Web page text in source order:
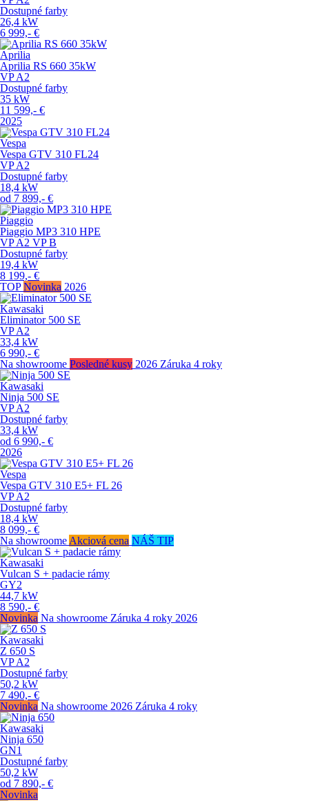
Dostupné farby
26,4 kW
6 999,- €
Aprilia
Aprilia RS 660 35kW
VPA2
Dostupné farby
35 kW
11 599,- €
2025
Vespa
Vespa GTV 310 FL24
VPA2
Dostupné farby
18,4 kW
od 7 899,- €
Piaggio
Piaggio MP3 310 HPE
VPA2 VPB
Dostupné farby
19,4 kW
8 199,- €
TOP Novinka 2026
Kawasaki
Eliminator 500 SE
VPA2
33,4 kW
6 990,- €
Na showroome Posledné kusy 2026 Záruka 4 roky
Kawasaki
Ninja 500 SE
VPA2
Dostupné farby
33,4 kW
od 6 990,- €
2026
Vespa
Vespa GTV 310 E5+ FL 26
VPA2
Dostupné farby
18,4 kW
8 099,- €
Na showroome Akciová cena NÁŠ TIP
Kawasaki
Vulcan S + padacie rámy
GY2
44,7 kW
8 590,- €
Novinka Na showroome Záruka 4 roky 2026
Kawasaki
Z 650 S
VPA2
Dostupné farby
50,2 kW
7 490,- €
Novinka Na showroome 2026 Záruka 4 roky
Kawasaki
Ninja 650
GN1
Dostupné farby
50,2 kW
od 7 890,- €
Novinka